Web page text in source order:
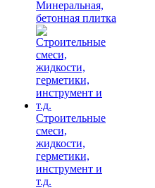
Минеральная,
бетонная плитка
Строительные
смеси,
жидкости,
герметики,
инструмент и
т.д.